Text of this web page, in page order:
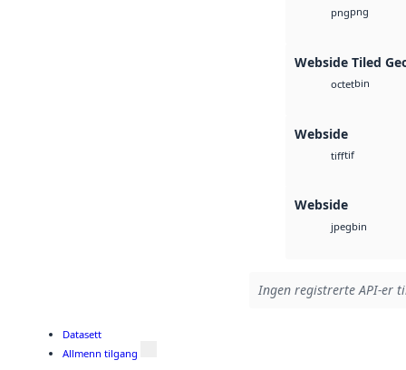
pngpng
Webside Tiled
octetbin
Webside
tifftif
Webside
jpegbin
Ingen registrerte API-er
Datasett
Allmenn tilgang